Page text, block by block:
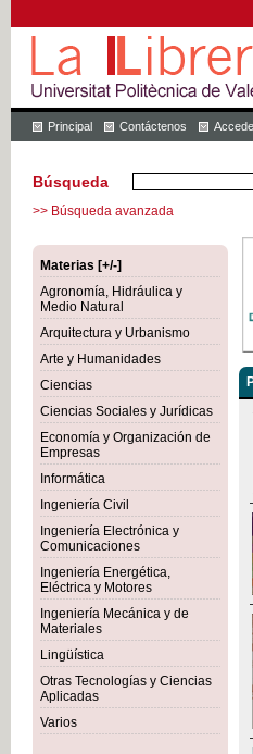
Principal Contáctenos
Búsqueda
>> Búsqueda avanzada
Materias [+/-]
Agronomía, Hidráulica y
Medio Natural
Arquitectura y Urbanismo
Arte y Humanidades
Ciencias
Ciencias Sociales y Jurídicas
Economía y Organización de
Empresas
Informática
Ingeniería Civil
Ingeniería Electrónica y
Comunicaciones
Ingeniería Energética,
Eléctrica y Motores
Ingeniería Mecánica y de
Materiales
Lingüística
Otras Tecnologías y Ciencias
Aplicadas
Varios